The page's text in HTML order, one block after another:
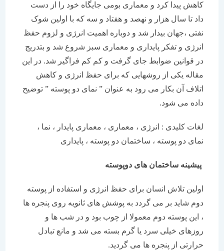
کاهش پیدا کرد و معماری بومی جایگاه خود را از دست
داد تا سال هزار و نهصد و هفتاد و سه که با اولین شوک
نفتی ،جهان بیدار شد و دوباره اهمیت انرژی و لزوم حفظ
انرژی و تفکر پایداری و معماری سبز شروع شد و بتدریج
در قوانین ضوابط جای گرفت و کم کم فراگیر شد. در این
مقاله یکی از روشهایی که برای حفظ انرژی و کاهش
اتلاف آن بکار می رود به عنوان ” نمای دو پوسته ” توضیح
داده می شود.
لغات کلیدی : انرژی ، معماری ، معماری پایدار ، نما ،
نمای دو پوسته ، ساختمان دو پوسته ، پایداری
پیشینه ساختمان های دوپوسته
اولین تلاش انسان برای حفظ انرژی و استفاده از پوسته
دوم شاید بر می گردد به پوشش های ثانویه روی پنجره ها
، این پوسته دوم معمولا از چوب بود و در شب ها و
روزهای خیلی سرد یا گرم بسته می شد و مانع تبادل
حرارتی از پنجره ها می گردید.